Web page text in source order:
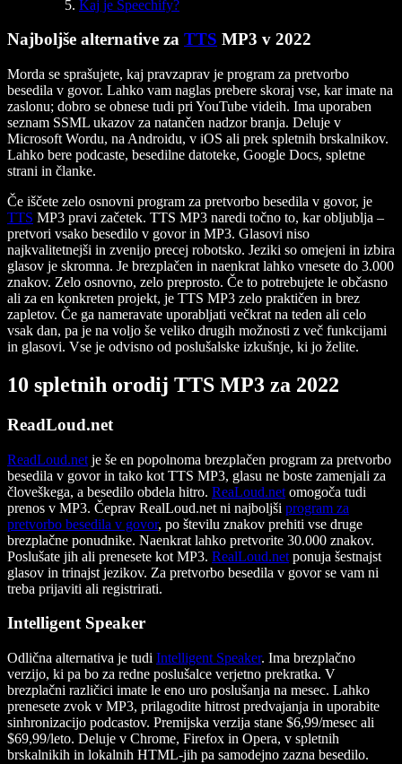
Kaj je Speechify?
Najboljše alternative za TTS MP3 v 2022
Morda se sprašujete, kaj pravzaprav je program za pretvorbo
besedila v govor. Lahko vam naglas prebere skoraj vse, kar imate na
zaslonu; dobro se obnese tudi pri YouTube videih. Ima uporaben
seznam SSML ukazov za natančen nadzor branja. Deluje v
Microsoft Wordu, na Androidu, v iOS ali prek spletnih brskalnikov.
Lahko bere podcaste, besedilne datoteke, Google Docs, spletne
strani in članke.
Če iščete zelo osnovni program za pretvorbo besedila v govor, je
TTS MP3 pravi začetek. TTS MP3 naredi točno to, kar obljublja –
pretvori vsako besedilo v govor in MP3. Glasovi niso
najkvalitetnejši in zvenijo precej robotsko. Jeziki so omejeni in izbira
glasov je skromna. Je brezplačen in naenkrat lahko vnesete do 3.000
znakov. Zelo osnovno, zelo preprosto. Če to potrebujete le občasno
ali za en konkreten projekt, je TTS MP3 zelo praktičen in brez
zapletov. Če ga nameravate uporabljati večkrat na teden ali celo
vsak dan, pa je na voljo še veliko drugih možnosti z več funkcijami
in glasovi. Vse je odvisno od poslušalske izkušnje, ki jo želite.
10 spletnih orodij TTS MP3 za 2022
ReadLoud.net
ReadLoud.net je še en popolnoma brezplačen program za pretvorbo
besedila v govor in tako kot TTS MP3, glasu ne boste zamenjali za
človeškega, a besedilo obdela hitro. ReaLoud.net omogoča tudi
prenos v MP3. Čeprav RealLoud.net ni najboljši program za
pretvorbo besedila v govor, po številu znakov prehiti vse druge
brezplačne ponudnike. Naenkrat lahko pretvorite 30.000 znakov.
Poslušate jih ali prenesete kot MP3. RealLoud.net ponuja šestnajst
glasov in trinajst jezikov. Za pretvorbo besedila v govor se vam ni
treba prijaviti ali registrirati.
Intelligent Speaker
Odlična alternativa je tudi Intelligent Speaker. Ima brezplačno
verzijo, ki pa bo za redne poslušalce verjetno prekratka. V
brezplačni različici imate le eno uro poslušanja na mesec. Lahko
prenesete zvok v MP3, prilagodite hitrost predvajanja in uporabite
sinhronizacijo podcastov. Premijska verzija stane $6,99/mesec ali
$69,99/leto. Deluje v Chrome, Firefox in Opera, v spletnih
brskalnikih in lokalnih HTML-jih pa samodejno zazna besedilo.